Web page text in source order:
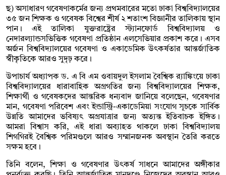
ছ) অসাধারণ গবেষণাকর্মের জন্য প্রথমবারের মতো ঢাকা বিশ্ববিদ্যালয়ের
৩৫ জন শিক্ষক ও গবেষক বিশ্বের শীর্ষ ২ শতাংশ বিজ্ঞানীর তালিকায় স্থান
পান। এই তালিকা যুক্তরাষ্ট্রের স্ট্যানফোর্ড বিশ্ববিদ্যালয় ও
নেদারল্যান্ডসভিত্তিক গবেষণা প্রতিষ্ঠান এলসেভিয়ার প্রকাশ করে। এসব
অর্জন বিশ্ববিদ্যালয়ের গবেষণা ও একাডেমিক উৎকর্ষতার আন্তর্জাতিক
স্বীকৃতিকে আরও সুদৃঢ় করে।
উপাচার্য অধ্যাপক ড. এ বি এম ওবায়দুল ইসলাম বৈশ্বিক র‍্যাঙ্কিংয়ে ঢাকা
বিশ্ববিদ্যালয়ের ধারাবাহিক অগ্রগতির জন্য বিশ্ববিদ্যালয়ের শিক্ষক,
শিক্ষার্থী ও গবেষকদের আন্তরিক ধন্যবাদ জানিয়ে বলেছেন, গবেষণার
মান, গবেষণা পরিবেশ এবং ইন্ডাস্ট্রি-একাডেমিয়া সংযোগ সূচকে সার্বিক
উন্নতি আমাদের ভবিষ্যৎ অগ্রযাত্রার জন্য অত্যন্ত ইতিবাচক ইঙ্গিত।
আমরা বিশ্বাস করি, এই ধারা অব্যাহত থাকলে ঢাকা বিশ্ববিদ্যালয়
শিগগিরই বৈশ্বিক পরিমণ্ডলে আরও সম্মানজনক অবস্থান তৈরি করতে
সক্ষম হবে।
তিনি বলেন, শিক্ষা ও গবেষণার উৎকর্ষ সাধনে আমাদের অঙ্গীকার